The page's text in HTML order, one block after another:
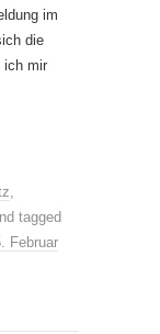
im
die
ich mir
,
tagged
Februar